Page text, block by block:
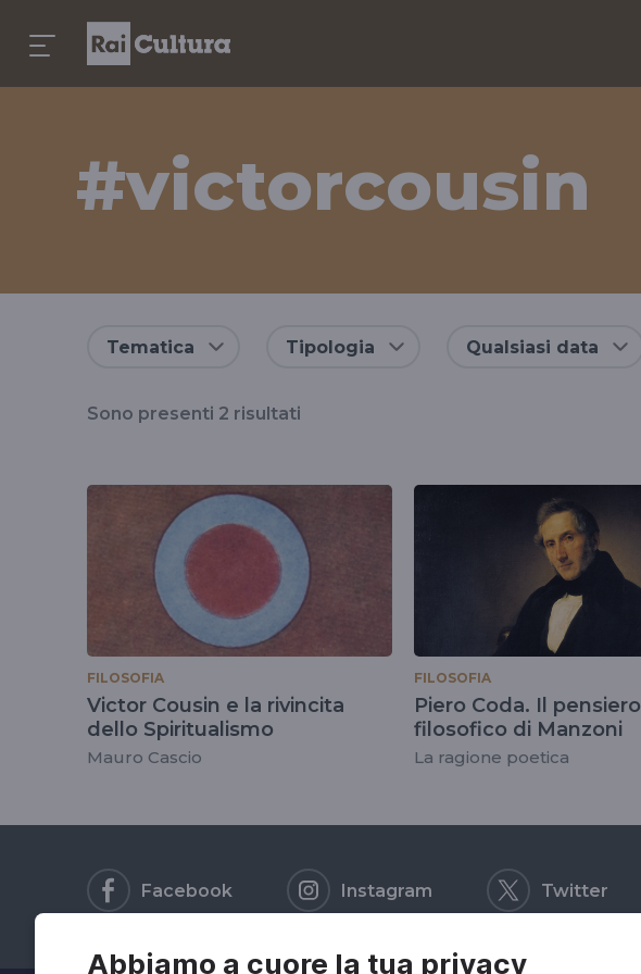
Abbiamo a cuore la tua privacy
#victorcousin
tag
#victorcousin
Tematica Tipologia Qualsiasi data
Sono presenti 2 risultati
FILOSOFIA
Victor Cousin e la rivincita
dello Spiritualismo
Mauro Cascio
FILOSOFIA
Piero Coda. Il pensiero
filosofico di Manzoni
La ragione poetica
Facebook Instagram Twitter